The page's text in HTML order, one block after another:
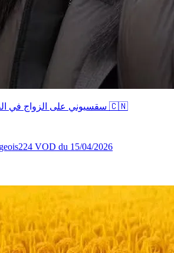
whereisemma09 - سقسيوني على الزواج في الصين 🇨🇳